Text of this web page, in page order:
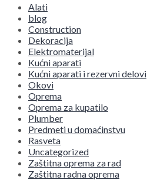
Alati
blog
Construction
Dekoracija
Elektromaterijal
Kućni aparati
Kućni aparati i rezervni delovi
Okovi
Oprema
Oprema za kupatilo
Plumber
Predmeti u domaćinstvu
Rasveta
Uncategorized
Zaštitna oprema za rad
Zaštitna radna oprema